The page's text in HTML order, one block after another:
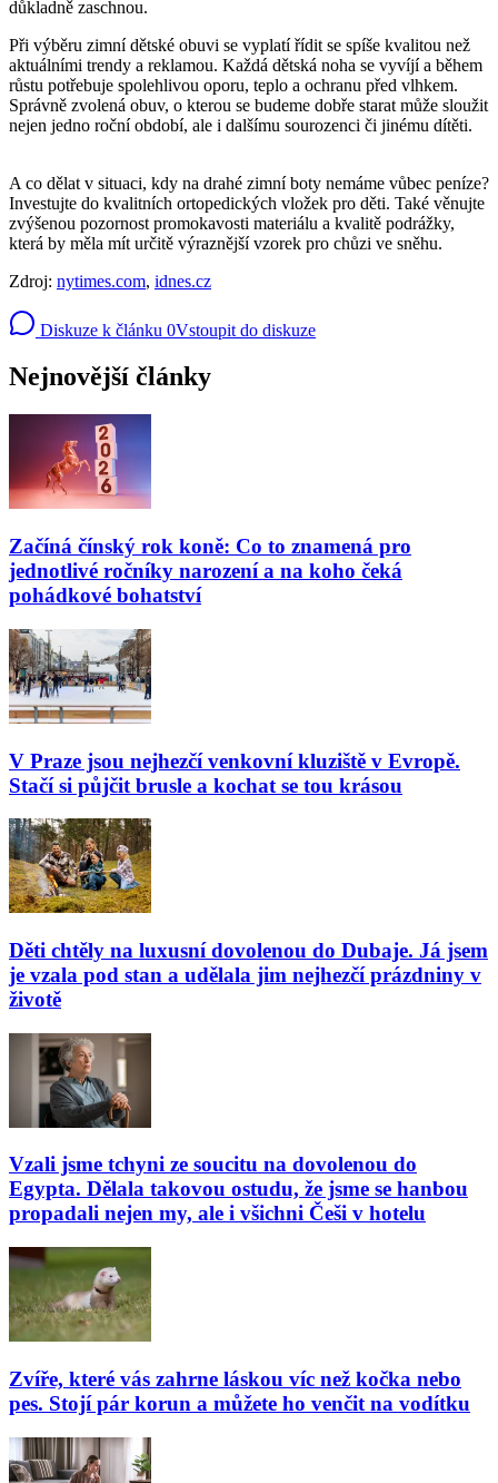
důkladně zaschnou.
Při výběru zimní dětské obuvi se vyplatí řídit se spíše kvalitou než
aktuálními trendy a reklamou. Každá dětská noha se vyvíjí a během
růstu potřebuje spolehlivou oporu, teplo a ochranu před vlhkem.
Správně zvolená obuv, o kterou se budeme dobře starat může sloužit
nejen jedno roční období, ale i dalšímu sourozenci či jinému dítěti.
A co dělat v situaci, kdy na drahé zimní boty nemáme vůbec peníze?
Investujte do kvalitních ortopedických vložek pro děti. Také věnujte
zvýšenou pozornost promokavosti materiálu a kvalitě podrážky,
která by měla mít určitě výraznější vzorek pro chůzi ve sněhu.
Zdroj: nytimes.com, idnes.cz
Diskuze k článku 0Vstoupit do diskuze
Nejnovější články
Začíná čínský rok koně: Co to znamená pro
jednotlivé ročníky narození a na koho čeká
pohádkové bohatství
V Praze jsou nejhezčí venkovní kluziště v Evropě.
Stačí si půjčit brusle a kochat se tou krásou
Děti chtěly na luxusní dovolenou do Dubaje. Já jsem
je vzala pod stan a udělala jim nejhezčí prázdniny v
životě
Vzali jsme tchyni ze soucitu na dovolenou do
Egypta. Dělala takovou ostudu, že jsme se hanbou
propadali nejen my, ale i všichni Češi v hotelu
Zvíře, které vás zahrne láskou víc než kočka nebo
pes. Stojí pár korun a můžete ho venčit na vodítku